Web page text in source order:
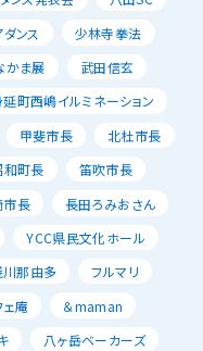
ンス
少林寺拳法
かま展
武田信玄
町西嶋イルミネーション
甲斐市長
北杜市長
和町長
笛吹市長
市長
長田ろみおさん
YCC県民文化ホール
川那由多
フルマリ
ェ庵
＆maman
八ヶ岳ベーカーズ